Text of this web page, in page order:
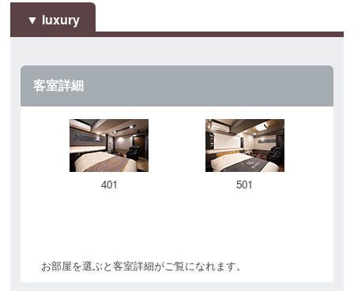
luxury
客室詳細
401 501
お部屋を選ぶと客室詳細がご覧になれます。